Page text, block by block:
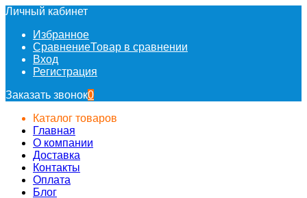
Личный кабинет
Избранное
СравнениеТовар в сравнении
Вход
Регистрация
Заказать звонок0
Каталог товаров
Главная
О компании
Доставка
Контакты
Оплата
Блог